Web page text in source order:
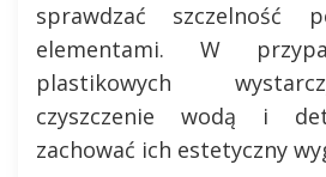
sprawdzać szczelność
elementami. W
plastikowych
czyszczenie wodą i
zachować ich estetyczny